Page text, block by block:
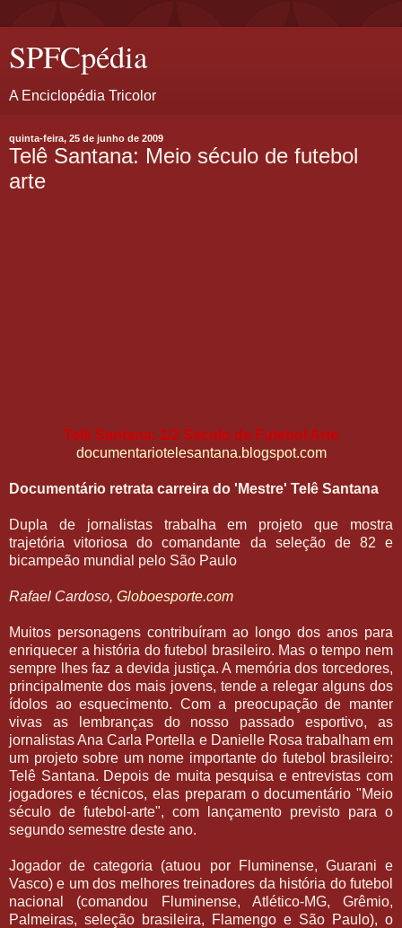
SPFCpédia
A Enciclopédia Tricolor
quinta-feira, 25 de junho de 2009
Telê Santana: Meio século de futebol
arte
Telê Santana: 1/2 Século de Futebol Arte
documentariotelesantana.blogspot.com
Documentário retrata carreira do 'Mestre' Telê Santana
Dupla de jornalistas trabalha em projeto que mostra
trajetória vitoriosa do comandante da seleção de 82 e
bicampeão mundial pelo São Paulo
Rafael Cardoso, Globoesporte.com
Muitos personagens contribuíram ao longo dos anos para
enriquecer a história do futebol brasileiro. Mas o tempo nem
sempre lhes faz a devida justiça. A memória dos torcedores,
principalmente dos mais jovens, tende a relegar alguns dos
ídolos ao esquecimento. Com a preocupação de manter
vivas as lembranças do nosso passado esportivo, as
jornalistas Ana Carla Portella e Danielle Rosa trabalham em
um projeto sobre um nome importante do futebol brasileiro:
Telê Santana. Depois de muita pesquisa e entrevistas com
jogadores e técnicos, elas preparam o documentário "Meio
século de futebol-arte", com lançamento previsto para o
segundo semestre deste ano.
Jogador de categoria (atuou por Fluminense, Guarani e
Vasco) e um dos melhores treinadores da história do futebol
nacional (comandou Fluminense, Atlético-MG, Grêmio,
Palmeiras, seleção brasileira, Flamengo e São Paulo), o